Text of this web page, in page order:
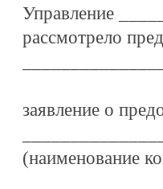
Управление
рассмотрело
заявление о
(наименование